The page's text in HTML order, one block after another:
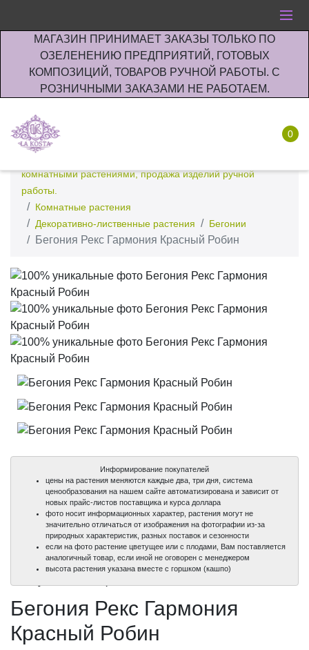
МАГАЗИН ПРИНИМАЕТ ЗАКАЗЫ ТОЛЬКО ПО
ОЗЕЛЕНЕНИЮ ПРЕДПРИЯТИЙ, ГОТОВЫХ
КОМПОЗИЦИЙ, ТОВАРОВ РУЧНОЙ РАБОТЫ. С
РОЗНИЧНЫМИ ЗАКАЗАМИ НЕ РАБОТАЕМ.
0
комнатными растениями, продажа изделий ручной
работы.
Комнатные растения
Декоративно-лиственные растения
Бегонии
Бегония Рекс Гармония Красный Робин
100%
100%
100%
Информирование покупателей
цены на растения меняются каждые два, три дня, система
ценообразования на нашем сайте автоматизирована и зависит от
новых прайс-листов поставщика и курса доллара
фото носит информационных характер, растения могут не
значительно отличаться от изображения на фотографии из-за
природных характеристик, разных поставок и сезонности
если на фото растение цветущее или с плодами, Вам поставляется
аналогичный товар, если иной не оговорен с менеджером
высота растения указана вместе с горшком (кашпо)
Бегония Рекс Гармония
Красный Робин